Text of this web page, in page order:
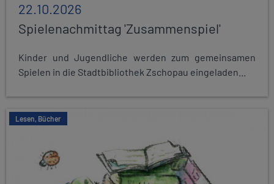
22.10.2026
Spielenachmittag 'Zusammenspiel'
Kinder und Jugendliche werden zum gemeinsamen
Spielen in die Stadtbibliothek Zschopau eingeladen...
Lesen, Bücher